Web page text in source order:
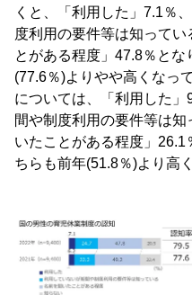
くと、「利用した」7.1％
度利用の要件等は知って
とがある程度」47.8％と
(77.6％)よりやや高くなっ
については、「利用した
間や制度利用の要件等は
いたことがある程度」26.1
ちらも前年(51.8％)より高